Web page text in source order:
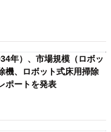
年）、市場規模（ロボッ
機、ロボット式床用掃除
ポートを発表